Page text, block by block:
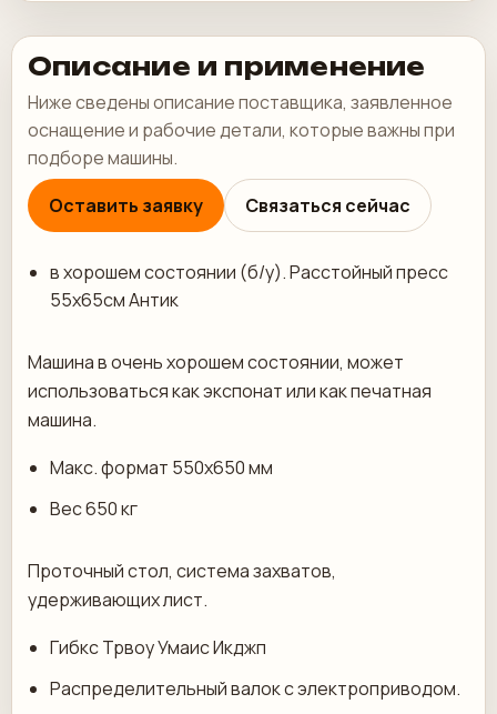
Описание и применение
Ниже сведены описание поставщика, заявленное
оснащение и рабочие детали, которые важны при
подборе машины.
Оставить заявку
Связаться сейчас
в хорошем состоянии (б/у). Расстойный пресс
55х65см Антик
Машина в очень хорошем состоянии, может
использоваться как экспонат или как печатная
машина.
Макс. формат 550х650 мм
Вес 650 кг
Проточный стол, система захватов,
удерживающих лист.
Гибкс Трвоу Умаис Икджп
Распределительный валок с электроприводом.